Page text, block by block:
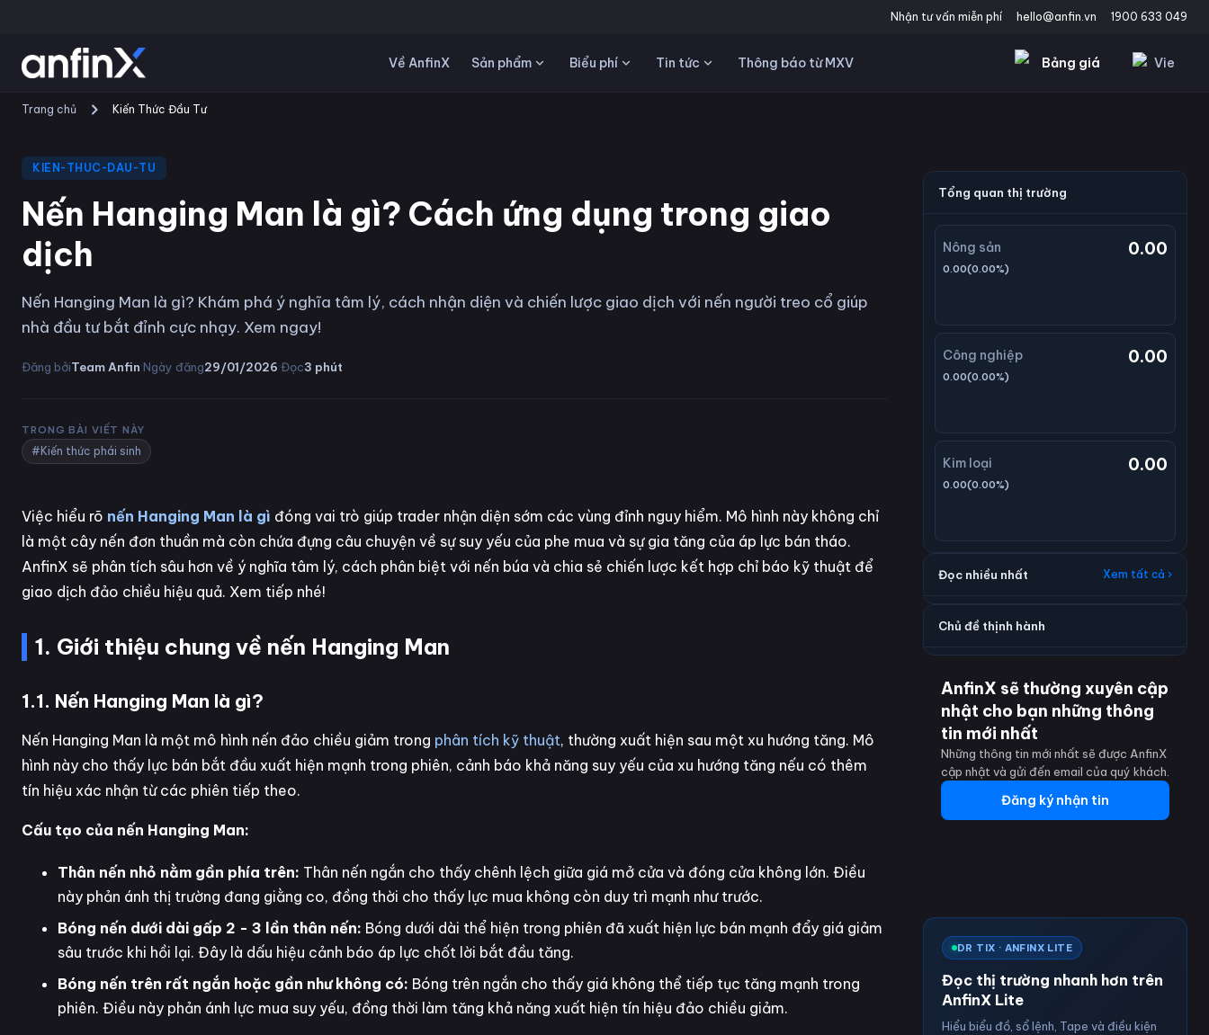
Nhận tư vấn miễn phí hello@anfin.vn 1900 633 049
Về AnfinX Sản phẩm Biểu phí Tin tức Thông báo từ MXV Bảng giá Vie
Trang chủ Kiến Thức Đầu Tư
KIEN-THUC-DAU-TU
Nến Hanging Man là gì? Cách ứng dụng trong giao
dịch
Nến Hanging Man là gì? Khám phá ý nghĩa tâm lý, cách nhận diện và chiến lược giao dịch với nến người treo cổ giúp
nhà đầu tư bắt đỉnh cực nhạy. Xem ngay!
Đăng bởiTeam Anfin·Ngày đăng29/01/2026·Đọc3 phút
TRONG BÀI VIẾT NÀY
#Kiến thức phái sinh
Việc hiểu rõ nến Hanging Man là gì đóng vai trò giúp trader nhận diện sớm các vùng đỉnh nguy hiểm. Mô hình này không chỉ
là một cây nến đơn thuần mà còn chứa đựng câu chuyện về sự suy yếu của phe mua và sự gia tăng của áp lực bán tháo.
AnfinX sẽ phân tích sâu hơn về ý nghĩa tâm lý, cách phân biệt với nến búa và chia sẻ chiến lược kết hợp chỉ báo kỹ thuật để
giao dịch đảo chiều hiệu quả. Xem tiếp nhé!
1. Giới thiệu chung về nến Hanging Man
1.1. Nến Hanging Man là gì?
Nến Hanging Man là một mô hình nến đảo chiều giảm trong phân tích kỹ thuật, thường xuất hiện sau một xu hướng tăng. Mô
hình này cho thấy lực bán bắt đầu xuất hiện mạnh trong phiên, cảnh báo khả năng suy yếu của xu hướng tăng nếu có thêm
tín hiệu xác nhận từ các phiên tiếp theo.
Cấu tạo của nến Hanging Man:
Thân nến nhỏ nằm gần phía trên: Thân nến ngắn cho thấy chênh lệch giữa giá mở cửa và đóng cửa không lớn. Điều
này phản ánh thị trường đang giằng co, đồng thời cho thấy lực mua không còn duy trì mạnh như trước.
Bóng nến dưới dài gấp 2 - 3 lần thân nến: Bóng dưới dài thể hiện trong phiên đã xuất hiện lực bán mạnh đẩy giá giảm
sâu trước khi hồi lại. Đây là dấu hiệu cảnh báo áp lực chốt lời bắt đầu tăng.
Bóng nến trên rất ngắn hoặc gần như không có: Bóng trên ngắn cho thấy giá không thể tiếp tục tăng mạnh trong
phiên. Điều này phản ánh lực mua suy yếu, đồng thời làm tăng khả năng xuất hiện tín hiệu đảo chiều giảm.
Tổng quan thị trường
Nông sản 0.00
0.00(0.00%)
Công nghiệp 0.00
0.00(0.00%)
Kim loại 0.00
0.00(0.00%)
Đọc nhiều nhất Xem tất cả ›
Chủ đề thịnh hành
AnfinX sẽ thường xuyên cập
nhật cho bạn những thông
tin mới nhất
Những thông tin mới nhất sẽ được AnfinX
cập nhật và gửi đến email của quý khách.
Đăng ký nhận tin
DR TIX · ANFINX LITE
Đọc thị trường nhanh hơn trên
AnfinX Lite
Hiểu biểu đồ, sổ lệnh, Tape và điều kiện